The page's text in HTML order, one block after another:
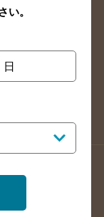
ー検索
ー検索
ー検索
い。
日